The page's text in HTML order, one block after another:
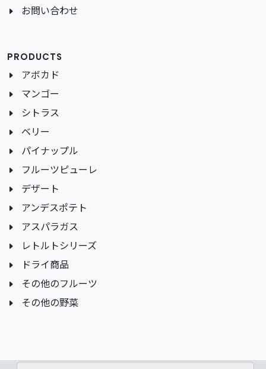
お問い合わせ
PRODUCTS
アボカド
マンゴー
シトラス
ベリー
パイナップル
フルーツピューレ
デザート
アンデスポテト
アスパラガス
レトルトシリーズ
ドライ商品
その他のフルーツ
その他の野菜